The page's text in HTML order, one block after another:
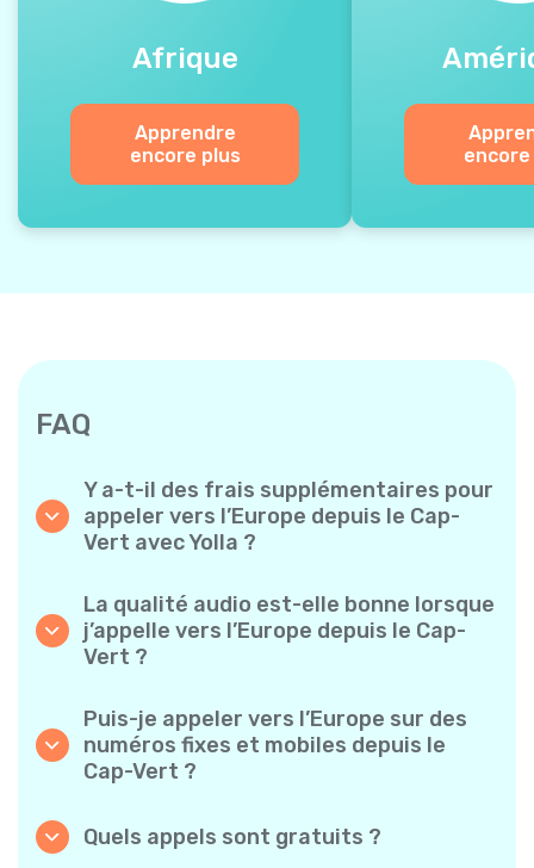
Afrique
Apprendre
encore plus
encore
FAQ
Y a-t-il des frais supplémentaires pour
appeler vers l’Europe depuis le Cap-
Vert avec Yolla ?
à la minute – vous ne payez que pour le temps
de conversation. Aucun frais caché, aucun
abonnement mensuel obligatoire ni frais de
mise en service.
La qualité audio est-elle bonne lorsque
j’appelle vers l’Europe depuis le Cap-
Vert ?
supérieure pour tous les appels, ce qui donne
l’impression de parler à quelqu’un de votre
quartier, même s’il est à l’autre bout du
monde.
Puis-je appeler vers l’Europe sur des
numéros fixes et mobiles depuis le
Cap-Vert ?
téléphones classiques – vous pouvez donc
Quels appels sont gratuits ?